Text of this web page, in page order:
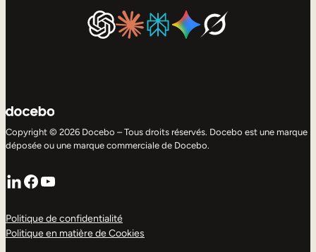
Copyright © 2026 Docebo – Tous droits réservés. Docebo est une marque
déposée ou une marque commerciale de Docebo.
LinkedIn
Facebook
YouTube
Politique de confidentialité
Politique en matière de Cookies